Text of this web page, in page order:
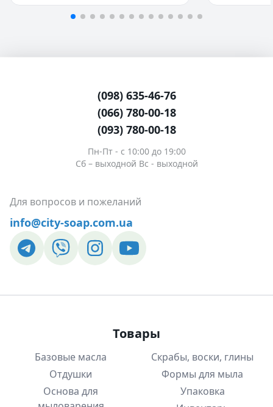
(098) 635-46-76
(066) 780-00-18
(093) 780-00-18
Пн-Пт - c 10:00 до 19:00
Сб – выходной Вс - выходной
Для вопросов и пожеланий
info@city-soap.com.ua
Товары
Базовые масла
Отдушки
Основа для
Скрабы, воски, глины
Формы для мыла
Упаковка